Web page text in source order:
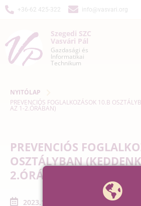
+36-62 425-322 info@vasvari.org
Szegedi SZC
Vasvári Pál
Gazdasági és
Informatikai
Technikum
NYITÓLAP
PREVENCIÓS FOGLALKOZÁSOK 10.B
AZ 1-2.ÓRÁBAN)
PREVENCIÓS
OSZTÁLYBAN
2.ÓRÁBAN)
2023.12.05. - 2023.12.26.